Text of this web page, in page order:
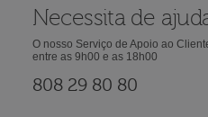
Necessita de
O nosso Serviço de Apoio ao
entre as 9h00 e as 18h00
808 29 80 80